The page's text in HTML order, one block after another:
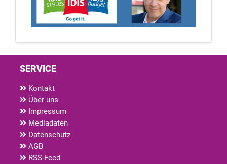
SERVICE
Kontakt
Über uns
Impressum
Mediadaten
Datenschutz
AGB
RSS-Feed